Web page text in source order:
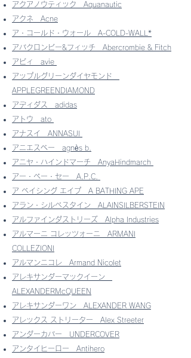
アクアノウティック
Aquanautic
アクネ
Acne
ア・コールド・ウォール
A-COLD-WALL*
アバクロンビー&フィッチ
Abercrombie & Fitch
アビィ
avie
アップルグリーンダイヤモンド
APPLEGREENDIAMOND
アディダス
adidas
アトウ
ato
アナスイ
ANNASUI
アニエスべー
agnès b.
アニヤ・ハインドマーチ
AnyaHindmarch
アー・ペー・セー
A.P.C.
ア ベイシング エイプ
A BATHING APE
アラン・シルベスタイン ALAINSILBERSTEIN
アルファインダストリーズ
Alpha Industries
アルマーニ コレッツォーニ
ARMANI
COLLEZIONI
アルマンニコレ
Armand Nicolet
アレキサンダーマックイーン
ALEXANDERMcQUEEN
アレキサンダーワン ALEXANDER WANG
アレックス ストリーター
Alex Streeter
アンダーカバー
UNDERCOVER
アンタイヒーロー
Antihero